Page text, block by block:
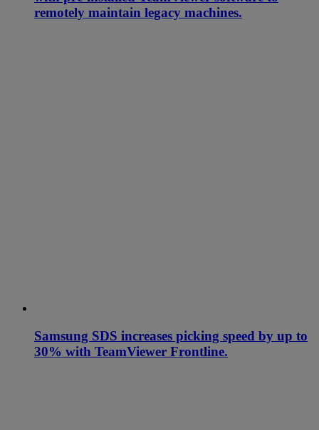
remotely maintain legacy machines.
Samsung SDS increases picking speed by up to
30% with TeamViewer Frontline.